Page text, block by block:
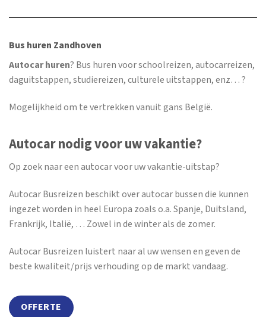
Bus huren Zandhoven
Autocar huren? Bus huren voor schoolreizen, autocarreizen,
daguitstappen, studiereizen, culturele uitstappen, enz… ?
Mogelijkheid om te vertrekken vanuit gans België.
Autocar nodig voor uw vakantie?
Op zoek naar een autocar voor uw vakantie-uitstap?
Autocar Busreizen beschikt over autocar bussen die kunnen
ingezet worden in heel Europa zoals o.a. Spanje, Duitsland,
Frankrijk, Italië, … Zowel in de winter als de zomer.
Autocar Busreizen luistert naar al uw wensen en geven de
beste kwaliteit/prijs verhouding op de markt vandaag.
OFFERTE